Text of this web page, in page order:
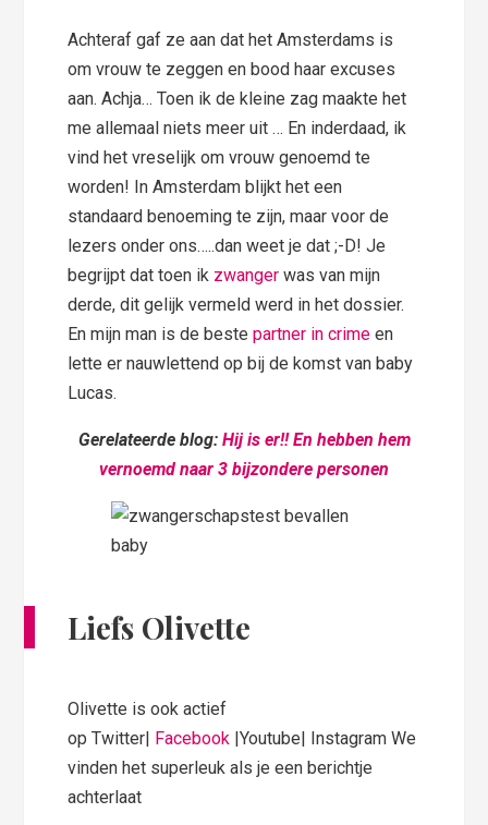
Achteraf gaf ze aan dat het Amsterdams is
om vrouw te zeggen en bood haar excuses
aan. Achja… Toen ik de kleine zag maakte het
me allemaal niets meer uit … En inderdaad, ik
vind het vreselijk om vrouw genoemd te
worden! In Amsterdam blijkt het een
standaard benoeming te zijn, maar voor de
lezers onder ons…..dan weet je dat ;-D! Je
begrijpt dat toen ik zwangerwas van mijn
derde, dit gelijk vermeld werd in het dossier.
En mijn man is de bestepartner in crime en
lette er nauwlettend op bij de komst van baby
Lucas.
Gerelateerde blog: Hij is er!! En hebben hem
vernoemd naar 3 bijzondere personen
Liefs Olivette
Olivette is ook actief
op Twitter| Facebook |Youtube| Instagram We
vinden het superleuk als je een berichtje
achterlaat